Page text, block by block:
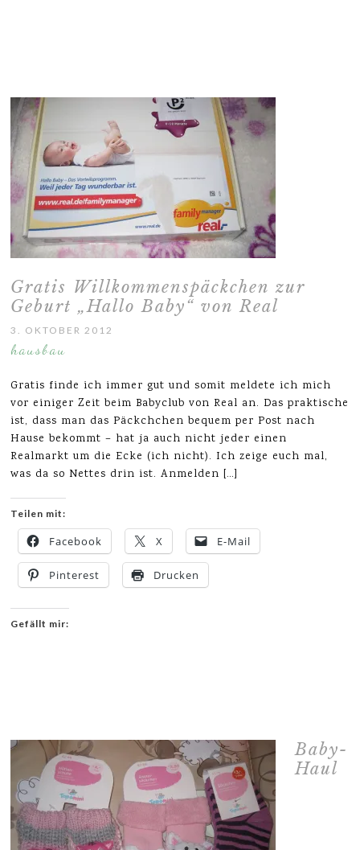
Gratis Willkommenspäckchen zur
Geburt „Hallo Baby“ von Real
3. OKTOBER 2012
hausbau
Gratis finde ich immer gut und somit meldete ich mich
vor einiger Zeit beim Babyclub von Real an. Das praktische
ist, dass man das Päckchchen bequem per Post nach
Hause bekommt – hat ja auch nicht jeder einen
Realmarkt um die Ecke (ich nicht). Ich zeige euch mal,
was da so Nettes drin ist. Anmelden […]
Teilen mit:
Facebook X E-Mail
Pinterest Drucken
Gefällt mir:
Baby-
Haul